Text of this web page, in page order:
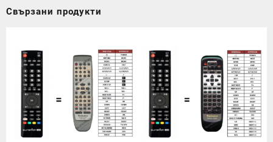
Свързани продукти